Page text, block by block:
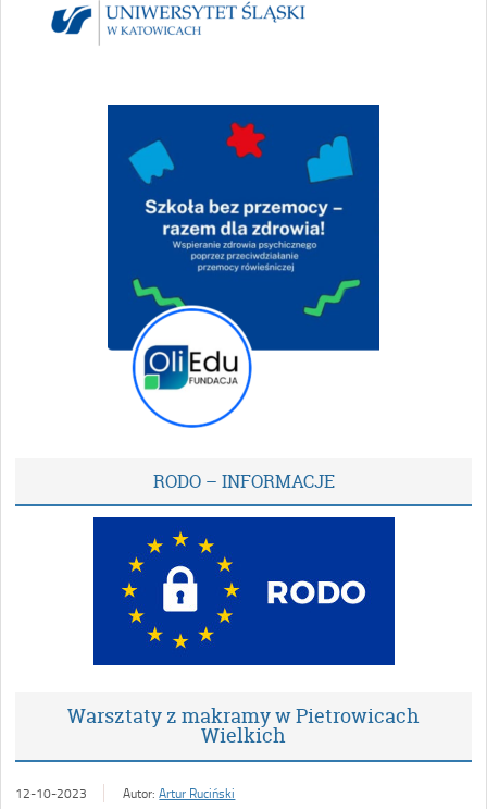
RODO – INFORMACJE
Warsztaty z makramy w Pietrowicach
Wielkich
12-10-2023 Autor:Artur Ruciński